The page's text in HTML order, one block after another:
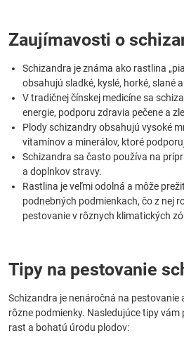
Zaujímavosti o
Schizandra je známa ako rastlina
obsahujú sladké, kyslé, horké, slané
V tradičnej čínskej medicíne sa
energie, podporu zdravia pečene a
Plody schizandry obsahujú vysoké
vitamínov a minerálov, ktoré
Schizandra sa často používa na
a doplnkov stravy.
Rastlina je veľmi odolná a môže
podnebných podmienkach, čo z nej
pestovanie v rôznych klimatických
Tipy na pestovanie
Schizandra je nenáročná na pestovanie
rôzne podmienky. Nasledujúce tipy
rast a bohatú úrodu plodov: